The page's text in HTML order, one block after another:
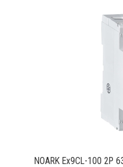
NOARK Ex9CL-100 2P